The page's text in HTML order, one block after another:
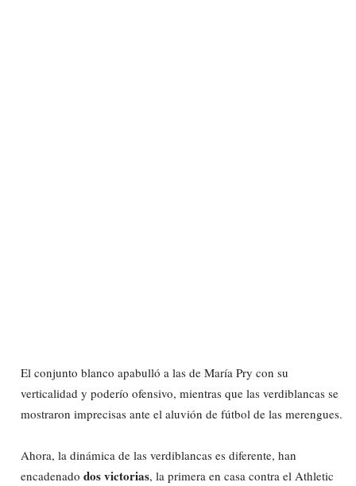
El conjunto blanco apabulló a las de María Pry con su
verticalidad y poderío ofensivo, mientras que las verdiblancas se
mostraron imprecisas ante el aluvión de fútbol de las merengues.
Ahora, la dinámica de las verdiblancas es diferente, han
encadenado dos victorias, la primera en casa contra el Athletic